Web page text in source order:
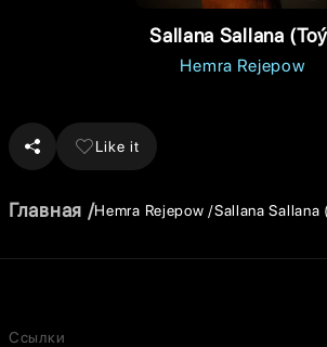
Sallana Sallana
Hemra Rejepow
Like it
Главная Hemra Rejepow Sallana Sallana
Ссылки